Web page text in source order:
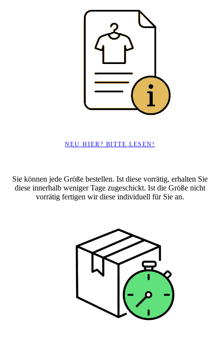
NEU HIER? BITTE LESEN!
Sie können jede Größe bestellen. Ist diese vorrätig, erhalten Sie
diese innerhalb weniger Tage zugeschickt. Ist die Größe nicht
vorrätig fertigen wir diese individuell für Sie an.